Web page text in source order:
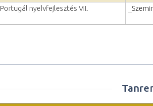
Portugál nyelvfejlesztés VII.